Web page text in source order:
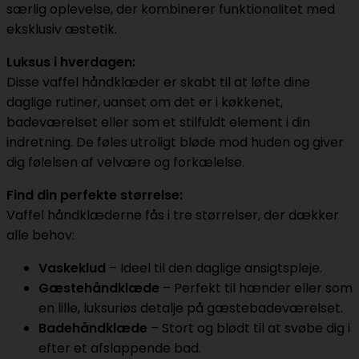
særlig oplevelse, der kombinerer funktionalitet med
eksklusiv æstetik.
Luksus i hverdagen:
Disse vaffel håndklæder er skabt til at løfte dine
daglige rutiner, uanset om det er i køkkenet,
badeværelset eller som et stilfuldt element i din
indretning. De føles utroligt bløde mod huden og giver
dig følelsen af velvære og forkælelse.
Find din perfekte størrelse:
Vaffel håndklæderne fås i tre størrelser, der dækker
alle behov:
Vaskeklud – Ideel til den daglige ansigtspleje.
Gæstehåndklæde – Perfekt til hænder eller som
en lille, luksuriøs detalje på gæstebadeværelset.
Badehåndklæde – Stort og blødt til at svøbe dig i
efter et afslappende bad.